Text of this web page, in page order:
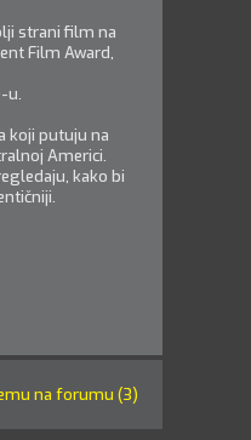
strani film na
Film Award,
u.
koji putuju na
Americi.
kako bi
na forumu (3)